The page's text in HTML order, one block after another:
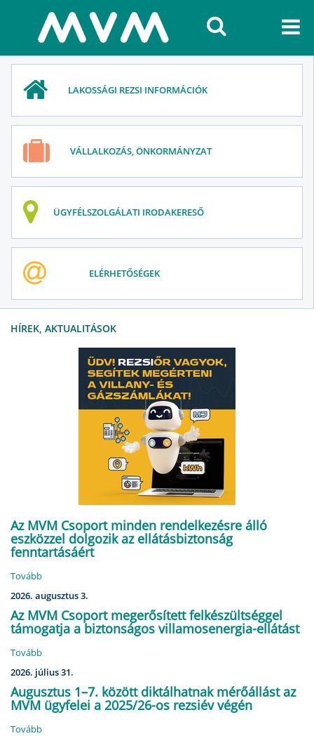
LAKOSSÁGI REZSI INFORMÁCIÓK
VÁLLALKOZÁS, ÖNKORMÁNYZAT
ÜGYFÉLSZOLGÁLATI IRODAKERESŐ
ELÉRHETŐSÉGEK
HÍREK, AKTUALITÁSOK
Az MVM Csoport minden rendelkezésre álló
eszközzel dolgozik az ellátásbiztonság
fenntartásáért
Tovább
2026. augusztus 3.
Az MVM Csoport megerősített felkészültséggel
támogatja a biztonságos villamosenergia-ellátást
Tovább
2026. július 31.
Augusztus 1–7. között diktálhatnak mérőállást az
MVM ügyfelei a 2025/26-os rezsiév végén
Tovább